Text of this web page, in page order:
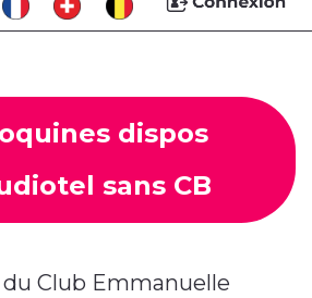
dispos
sans CB
du Club Emmanuelle